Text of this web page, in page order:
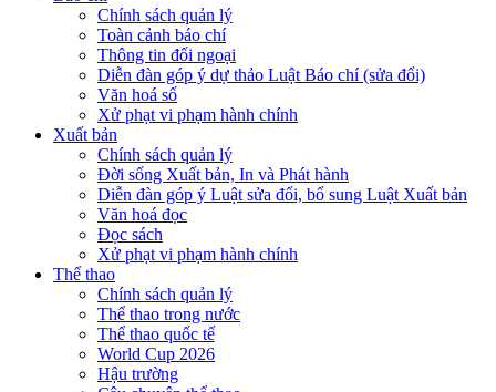
Chính sách quản lý
Toàn cảnh báo chí
Thông tin đối ngoại
Diễn đàn góp ý dự thảo Luật Báo chí (sửa đổi)
Văn hoá số
Xử phạt vi phạm hành chính
Xuất bản
Chính sách quản lý
Đời sống Xuất bản, In và Phát hành
Diễn đàn góp ý Luật sửa đổi, bổ sung Luật Xuất bản
Văn hoá đọc
Đọc sách
Xử phạt vi phạm hành chính
Thể thao
Chính sách quản lý
Thể thao trong nước
Thể thao quốc tế
World Cup 2026
Hậu trường